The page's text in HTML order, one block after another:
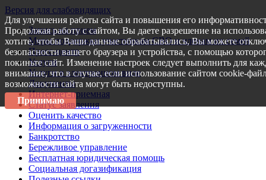
Версия для слабовидящих
Запись на прием
Меры поддержки участникам СВО и членам их семей
Пресс-центр
Услуги
Услуги в электронном виде
Документы
Интернет-приемная
Статус заявления
Оценить качество
Информация о загруженности
Банкротство
Бережливое управление
Бесплатная юридическая помощь
Социальная догазификация
Для улучшения работы сайта и повышения его
Продолжая работу с сайтом, Вы даете разрешение на
хотите, чтобы Ваши данные обрабатывались, Вы можете
безопасности вашего браузера и устройства, с помощью
покиньте сайт. Изменение настроек следует выполнить для
внимание, что в случае, если использование сайтом cookie-
возможности сайта могут быть недоступны.
Принимаю